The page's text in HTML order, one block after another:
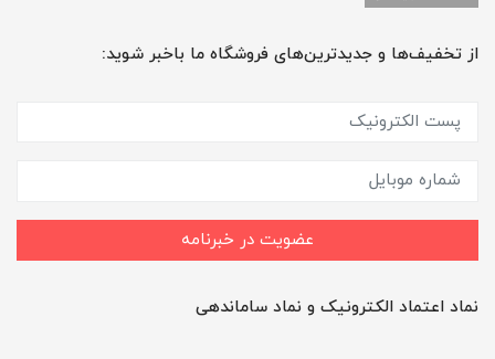
از تخفیف‌ها و جدیدترین‌های فروشگاه ما باخبر شوید:
عضویت در خبرنامه
نماد اعتماد الکترونیک و نماد ساماندهی